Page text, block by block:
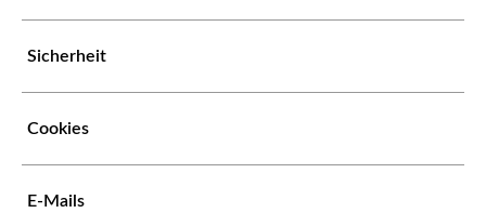
Sicherheit
Cookies
E-Mails